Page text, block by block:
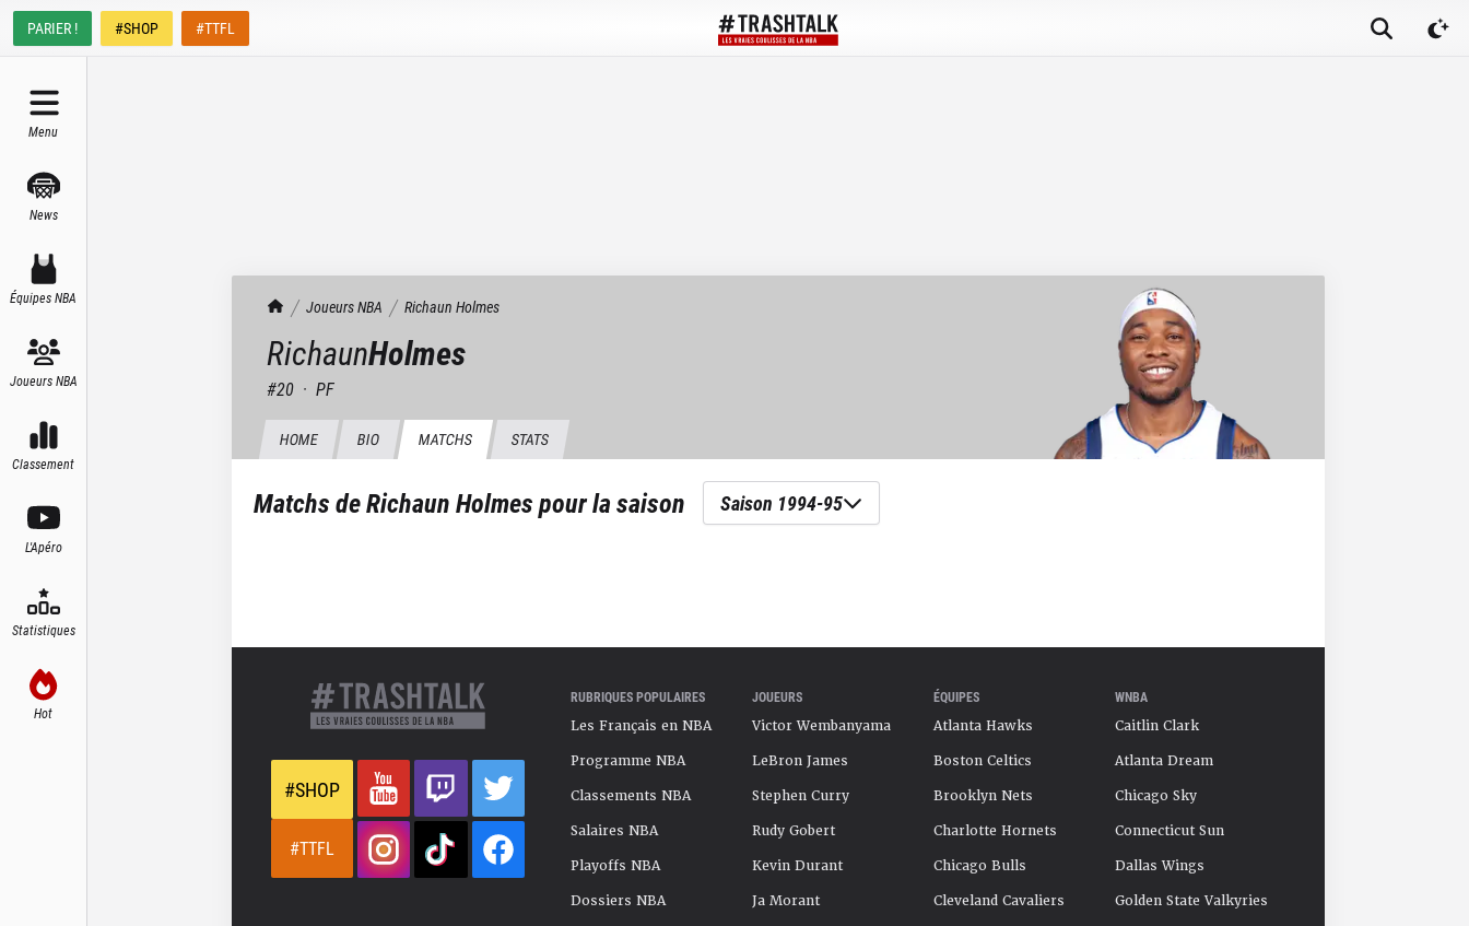
PARIER ! #SHOP #TTFL
Menu
News
Équipes NBA
Joueurs NBA
Classement
L'Apéro
Statistiques
Hot
TrashTalk Actu NBA
Joueurs NBA Richaun Holmes
RichaunHolmes
#20 · PF
HOME BIO MATCHS STATS
Matchs deRichaun Holmespour la saison Saison 1994-95
#SHOP
#TTFL
RUBRIQUES POPULAIRES
Les Français en NBA
Programme NBA
Classements NBA
Salaires NBA
Playoffs NBA
Dossiers NBA
JOUEURS
Victor Wembanyama
LeBron James
Stephen Curry
Rudy Gobert
Kevin Durant
Ja Morant
ÉQUIPES
Atlanta Hawks
Boston Celtics
Brooklyn Nets
Charlotte Hornets
Chicago Bulls
Cleveland Cavaliers
WNBA
Caitlin Clark
Atlanta Dream
Chicago Sky
Connecticut Sun
Dallas Wings
Golden State Valkyries